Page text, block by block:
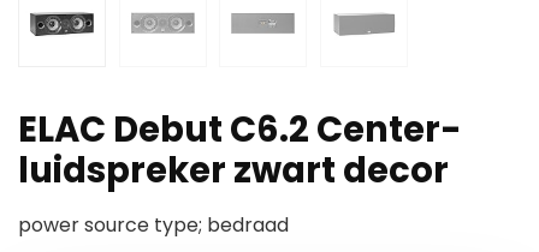
ELAC Debut C6.2 Center-
luidspreker zwart decor
power source type; bedraad